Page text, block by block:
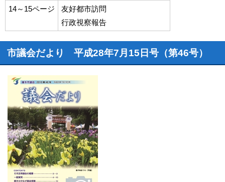
14～15ページ
友好都市訪問
行政視察報告
市議会だより 平成28年7月15日号（第46号）